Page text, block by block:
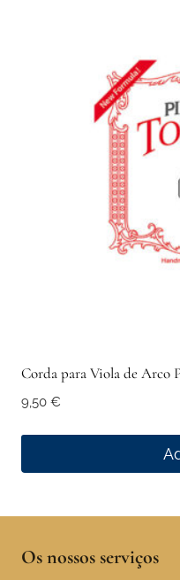
Corda para Viola de Arco
9,50 €
Os nossos serviços